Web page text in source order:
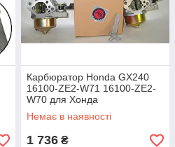
Карбюратор Honda GX240
16100-ZE2-W71 16100-ZE2-
W70 для Хонда
Немає в наявності
1 736 ₴